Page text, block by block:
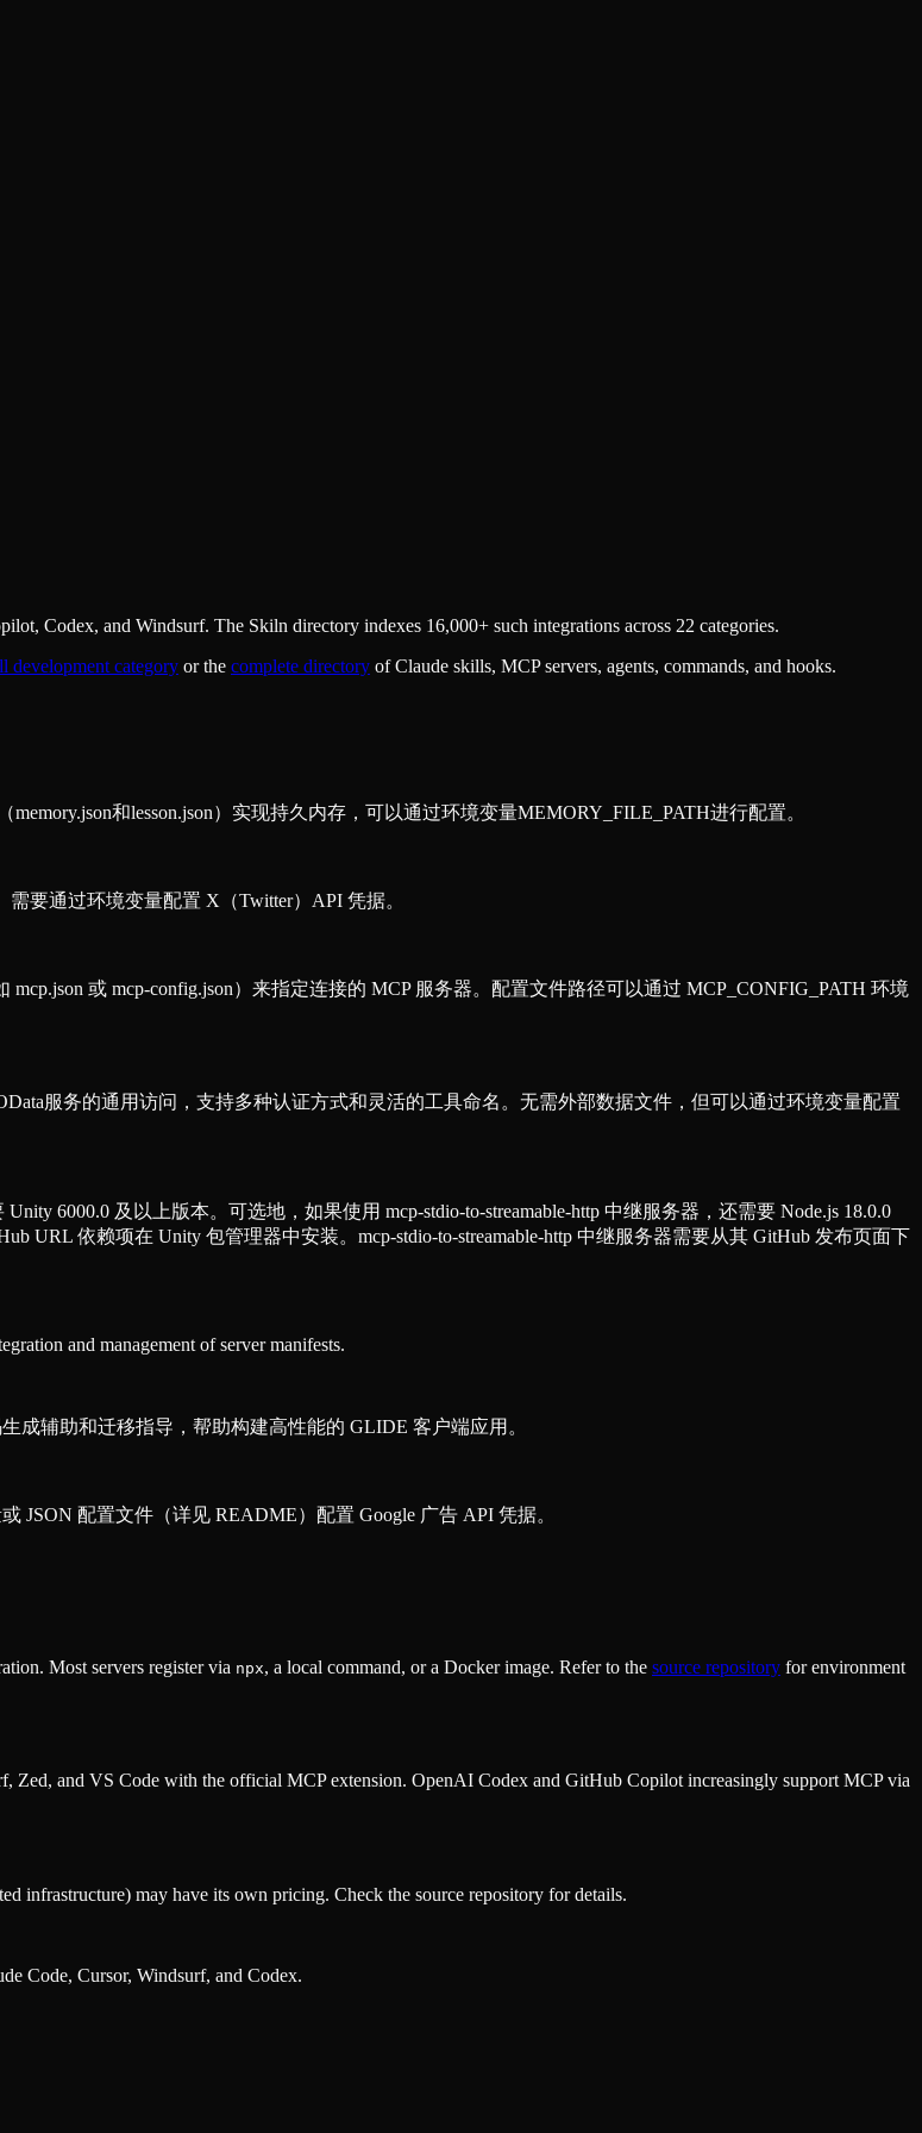
Codex, and Windsurf. The Skiln directory indexes 16,000+ such integrations across 22 categories.
developmentcategory or the complete directory of Claude skills, MCP servers, agents, commands, and hooks.
和lesson.json）实现持久内存，可以通过环境变量MEMORY_FILE_PATH进行配置。
要通过环境变量配置 X（Twitter）API 凭据。
或 mcp-config.json）来指定连接的 MCP 服务器。配置文件路径可以通过 MCP_CONFIG_PATH 环境
服务的通用访问，支持多种认证方式和灵活的工具命名。无需外部数据文件，但可以通过环境变量配置
6000.0 及以上版本。可选地，如果使用 mcp-stdio-to-streamable-http 中继服务器，还需要 Node.js 18.0.0
URL 依赖项在 Unity 包管理器中安装。mcp-stdio-to-streamable-http 中继服务器需要从其 GitHub 发布页面下
and management of server manifests.
成辅助和迁移指导，帮助构建高性能的 GLIDE 客户端应用。
JSON 配置文件（详见 README）配置 Google 广告 API 凭据。
Most servers register via npx, a local command, or a Docker image. Refer to the source repository for environment
and VS Code with the official MCP extension. OpenAI Codex and GitHub Copilot increasingly support MCP via
infrastructure) may have its own pricing. Check the source repository for details.
Code, Cursor, Windsurf, and Codex.